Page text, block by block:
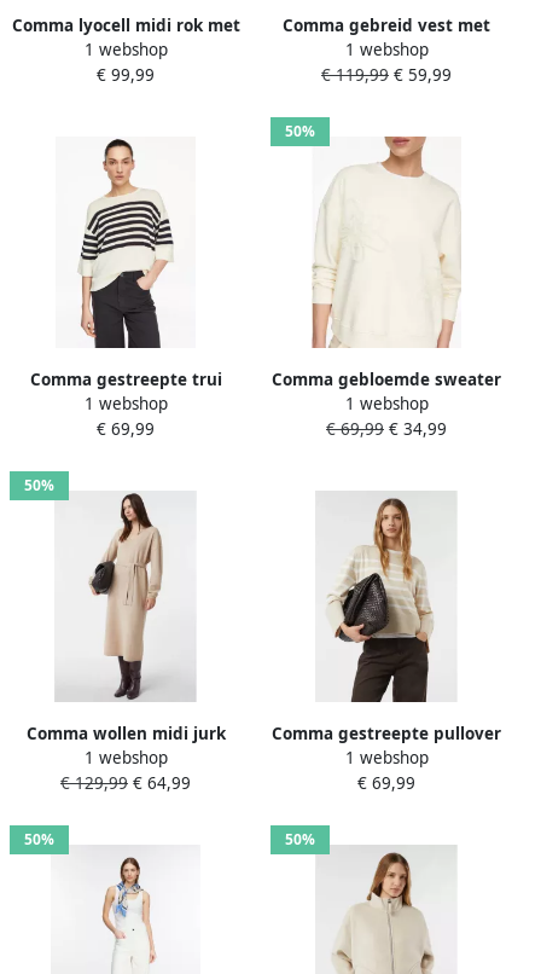
Comma lyocell midi rok met
ceintuur beige
1 webshop
€ 99,99
Comma gebreid vest met
wol ecru
1 webshop
€ 119,99 € 59,99
Comma gestreepte trui
ecru fijn gebreid
1 webshop
€ 69,99
50%
Comma gebloemde sweater
ecru
1 webshop
€ 69,99 € 34,99
50%
Comma wollen midi jurk
beige
1 webshop
€ 129,99 € 64,99
Comma gestreepte pullover
beige
1 webshop
€ 69,99
50% 50%